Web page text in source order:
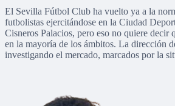
El Sevilla Fútbol Club ha vuelto ya a la
futbolistas ejercitándose en la Ciudad
Cisneros Palacios, pero eso no quiere decir
en la mayoría de los ámbitos. La dirección
investigando el mercado, marcados por la